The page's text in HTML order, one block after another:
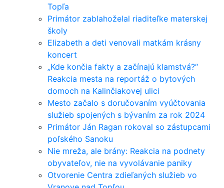
Topľa
Primátor zablahoželal riaditeľke materskej
školy
Elizabeth a deti venovali matkám krásny
koncert
„Kde končia fakty a začínajú klamstvá?“
Reakcia mesta na reportáž o bytových
domoch na Kalinčiakovej ulici
Mesto začalo s doručovaním vyúčtovania
služieb spojených s bývaním za rok 2024
Primátor Ján Ragan rokoval so zástupcami
poľského Sanoku
Nie mreža, ale brány: Reakcia na podnety
obyvateľov, nie na vyvolávanie paniky
Otvorenie Centra zdieľaných služieb vo